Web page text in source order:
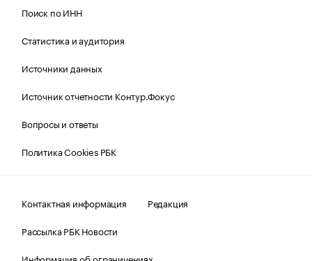
Поиск по ИНН
Статистика и аудитория
Источники данных
Источник отчетности Контур.Фокус
Вопросы и ответы
Политика Cookies РБК
Контактная информация
Редакция
Рассылка РБК Новости